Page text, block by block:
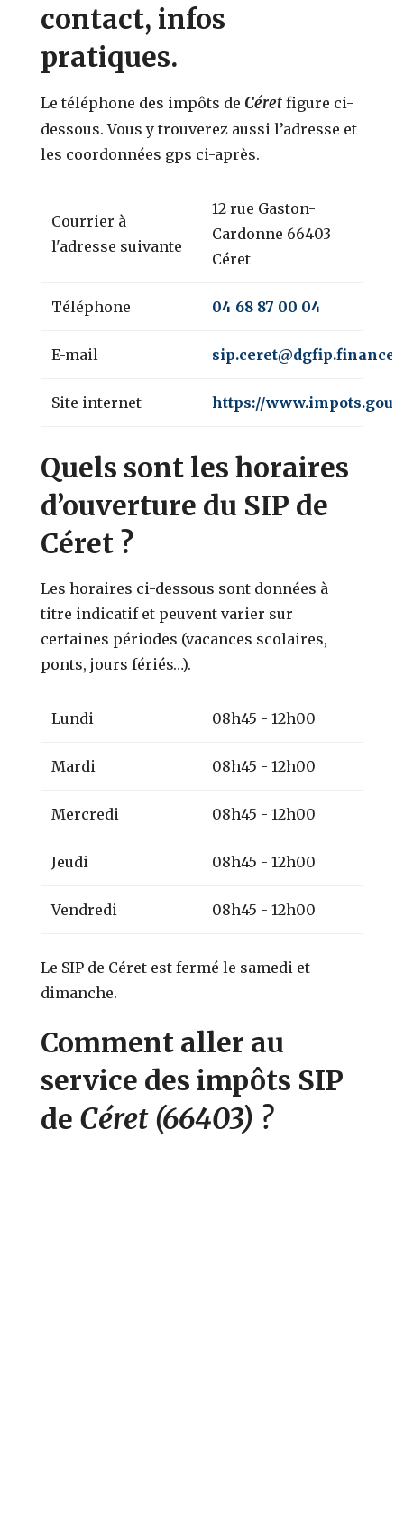
contact, infos
pratiques.
Le téléphone des impôts de Céretfigure ci-
dessous. Vous y trouverez aussi l’adresse et
les coordonnées gps ci-après.
Courrier à
l'adresse suivante
12 rue Gaston-
Cardonne 66403
Céret
Téléphone 04 68 87 00 04
E-mail
Site internet https://
Quels sont les horaires
d’ouverture du SIP de
Céret ?
Les horaires ci-dessous sont données à
titre indicatif et peuvent varier sur
certaines périodes (vacances scolaires,
ponts, jours fériés…).
Lundi 08h45 - 12h00
Mardi 08h45 - 12h00
Mercredi 08h45 - 12h00
Jeudi 08h45 - 12h00
Vendredi 08h45 - 12h00
Le SIP de Céret est fermé le samedi et
dimanche.
Comment aller au
service des impôts SIP
de Céret (66403) ?